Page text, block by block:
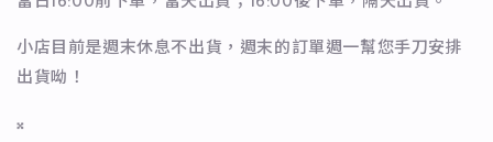
小店目前是週末休息不出貨，週末的訂單週一幫您手刀安排
出貨呦！
𝄪